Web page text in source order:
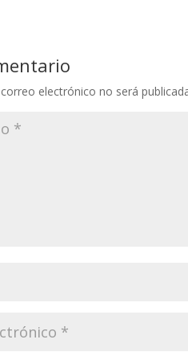
electrónico no será